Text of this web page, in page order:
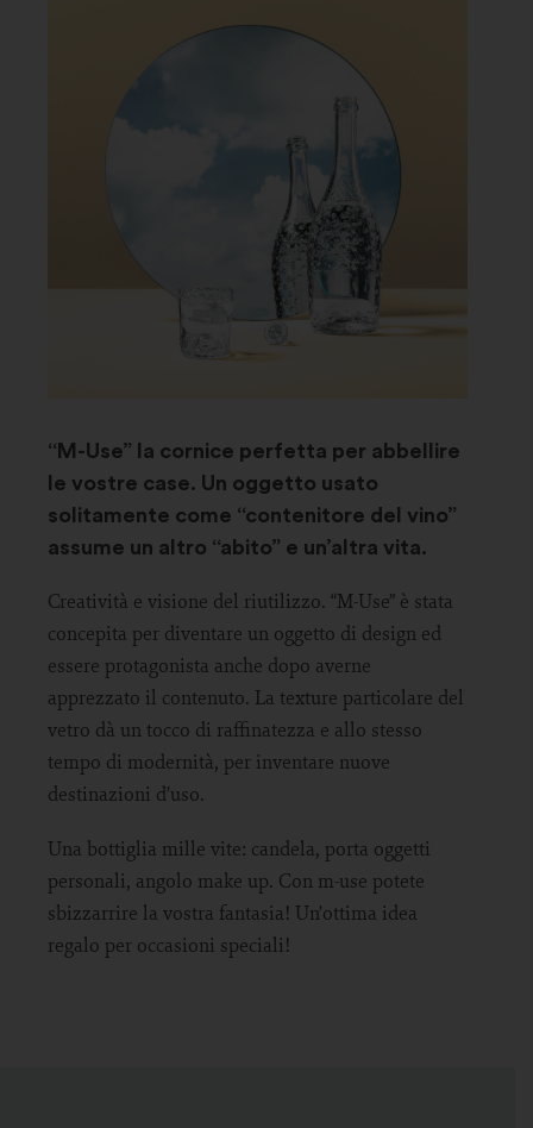
“M-Use” la cornice perfetta per abbellire
le vostre case. Un oggetto usato
solitamente come “contenitore del vino”
assume un altro “abito” e un’altra vita.
Creatività e visione del riutilizzo. “M-Use” è stata
concepita per diventare un oggetto di design ed
essere protagonista anche dopo averne
apprezzato il contenuto. La texture particolare del
vetro dà un tocco di raffinatezza e allo stesso
tempo di modernità, per inventare nuove
destinazioni d’uso.
Una bottiglia mille vite: candela, porta oggetti
personali, angolo make up. Con m-use potete
sbizzarrire la vostra fantasia! Un’ottima idea
regalo per occasioni speciali!